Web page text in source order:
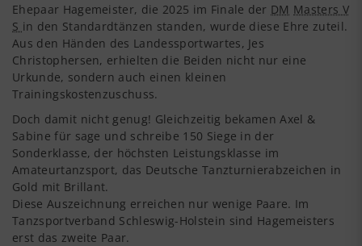
Ehepaar Hagemeister, die 2025 im Finale der DM Masters V
S in den Standardtänzen standen, wurde diese Ehre zuteil.
Aus den Händen des Landessportwartes, Jes
Christophersen, erhielten die Beiden nicht nur eine
Urkunde, sondern auch einen kleinen
Trainingskostenzuschuss.
Doch damit nicht genug! Gleichzeitig bekamen Axel &
Sabine für sage und schreibe 150 Siege in der
Sonderklasse, der höchsten Leistungsklasse im
Amateurtanzsport, das Deutsche Tanzturnierabzeichen in
Gold mit Brillant.
Diese Auszeichnung erreichen nur wenige Paare. Im
Tanzsportverband Schleswig-Holstein sind Hagemeisters
erst das zweite Paar.